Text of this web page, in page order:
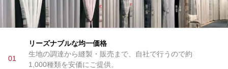
01
リーズナブルな均一価格
生地の調達から縫製・販売まで、自社で行うので約
1,000種類を安価にご提供。